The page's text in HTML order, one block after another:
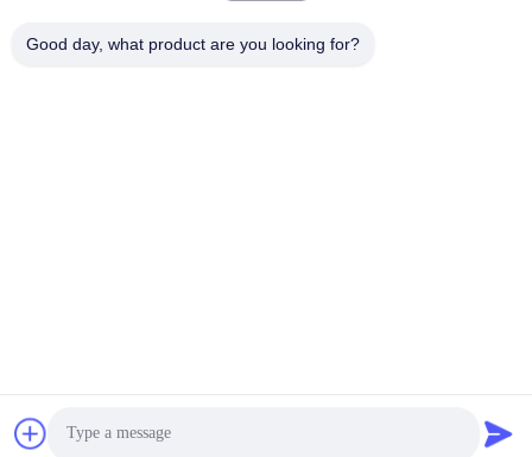
개인정보 보호 정책
Good day, what product are you looking for?